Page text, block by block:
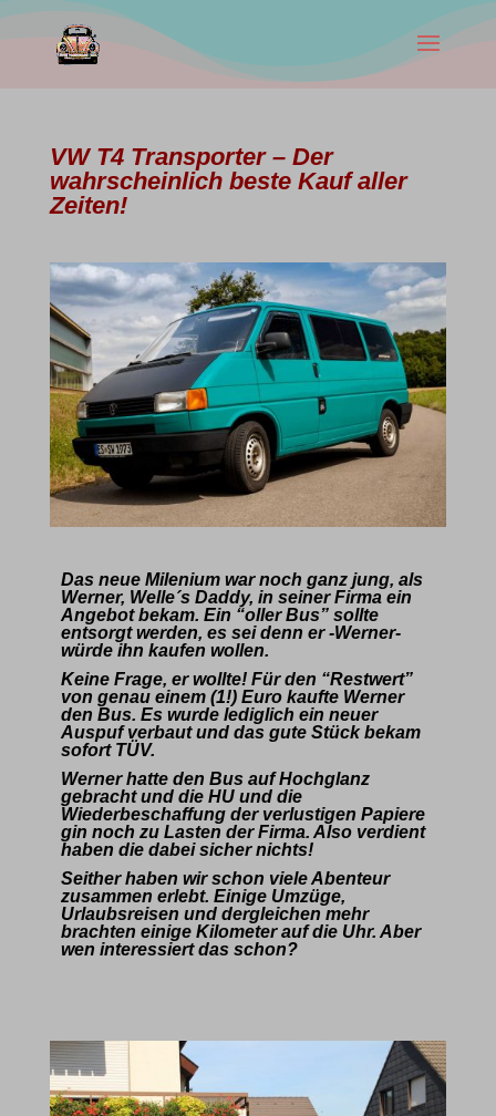
VW T4 Transporter – Der
wahrscheinlich beste Kauf aller
Zeiten!
Das neue Milenium war noch ganz jung, als
Werner, Welle´s Daddy, in seiner Firma ein
Angebot bekam. Ein “oller Bus” sollte
entsorgt werden, es sei denn er -Werner-
würde ihn kaufen wollen.
Keine Frage, er wollte! Für den “Restwert”
von genau einem (1!) Euro kaufte Werner
den Bus. Es wurde lediglich ein neuer
Auspuf verbaut und das gute Stück bekam
sofort TÜV.
Werner hatte den Bus auf Hochglanz
gebracht und die HU und die
Wiederbeschaffung der verlustigen Papiere
gin noch zu Lasten der Firma. Also verdient
haben die dabei sicher nichts!
Seither haben wir schon viele Abenteur
zusammen erlebt. Einige Umzüge,
Urlaubsreisen und dergleichen mehr
brachten einige Kilometer auf die Uhr. Aber
wen interessiert das schon?